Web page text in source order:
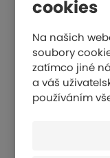
cookies
Na našich
soubory
zatímco jiné
a váš
používáním